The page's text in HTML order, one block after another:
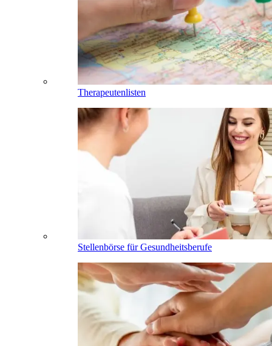
Therapeutenlisten
Stellenbörse für Gesundheitsberufe